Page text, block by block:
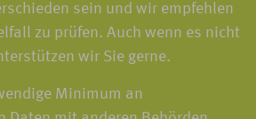
sein und wir empfehlen
zu prüfen. Auch wenn es nicht
wir Sie gerne.
Minimum an